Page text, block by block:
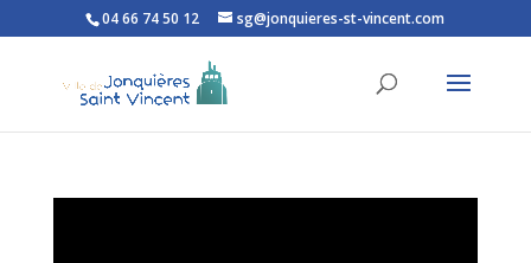
Ouvrir la barre d’outils
04 66 74 50 12 sg@jonquieres-st-vincent.com